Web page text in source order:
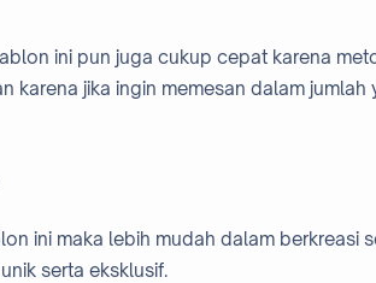
ini pun juga cukup cepat karena
karena jika ingin memesan dalam jumlah
ini maka lebih mudah dalam berkreasi
serta eksklusif.